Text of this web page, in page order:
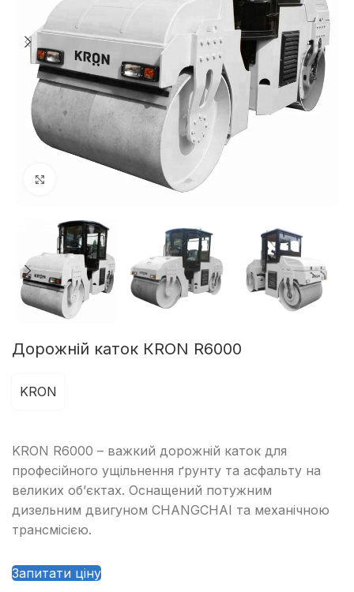
Клацніть, щоб збільшити
Дорожній каток КRON R6000
KRON
KRON R6000 – важкий дорожній каток для
професійного ущільнення ґрунту та асфальту на
великих об’єктах. Оснащений потужним
дизельним двигуном CHANGCHAI та механічною
трансмісією.
Запитати ціну